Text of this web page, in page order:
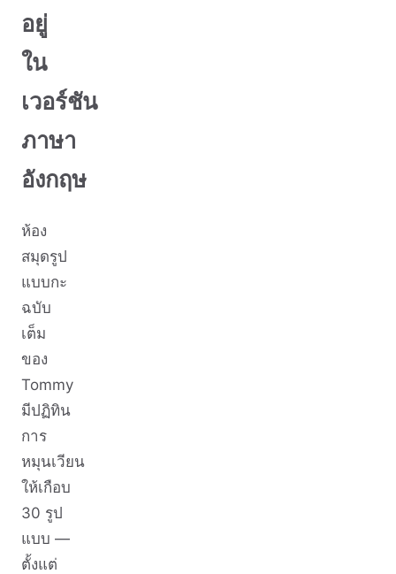
อยู่
ใน
เวอร์ชัน
ภาษา
อังกฤษ
ห้อง
สมุดรูป
แบบกะ
ฉบับ
เต็ม
ของ
Tommy
มีปฏิทิน
การ
หมุนเวียน
ให้เกือบ
30 รูป
แบบ —
ตั้งแต่